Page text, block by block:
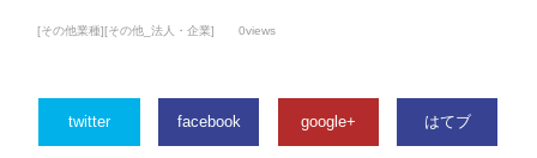
[その他業種][その他_法人・企業] 0views
twitter facebook google+ はてブ